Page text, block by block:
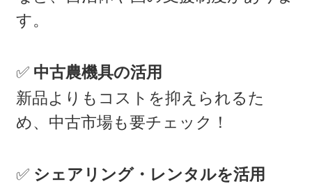
す。
✅ 中古農機具の活用
新品よりもコストを抑えられるた
め、中古市場も要チェック！
✅ シェアリング・レンタルを活用